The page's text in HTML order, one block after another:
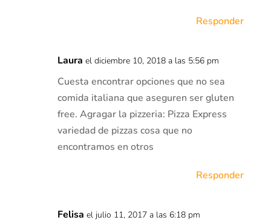
Responder
Laura el diciembre 10, 2018 a las 5:56 pm
Cuesta encontrar opciones que no sea
comida italiana que aseguren ser gluten
free. Agragar la pizzeria: Pizza Express
variedad de pizzas cosa que no
encontramos en otros
Responder
Felisa el julio 11, 2017 a las 6:18 pm